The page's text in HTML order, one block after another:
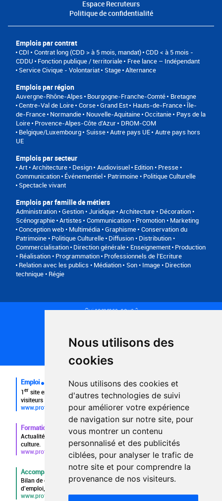
Nous utilisons des
cookies
Nous utilisons des cookies et
d'autres technologies de suivi
pour améliorer votre expérience
de navigation sur notre site, pour
vous montrer un contenu
personnalisé et des publicités
ciblées, pour analyser le trafic de
notre site et pour comprendre la
provenance de nos visiteurs.
Espace Recruteurs
Politique de confidentialité
Emplois par contrat
CDI Contrat long (CDD > à 5 mois, mandat) CDD < à 5 mois -
CDDU
Fonction publique / territoriale
Free lance – Indépendant
Service Civique - Volontariat
Stage Alternance
Emplois par région
Auvergne-Rhône-Alpes Bourgogne-Franche-Comté
Bretagne
Centre-Val de Loire Corse Grand Est Hauts-de-France Île-
de-France Normandie Nouvelle-Aquitaine Occitanie
Pays de la
Loire Provence-Alpes-Côte d'Azur
DROM-COM
Belgique/Luxembourg
Suisse Autre pays UE Autre pays hors
UE
Emplois par secteur
Art • Architecture • Design Audiovisuel Edition • Presse •
Communication Événementiel
Patrimoine • Politique Culturelle
Spectacle vivant
Emplois par famille de métiers
Administration • Gestion • Juridique Architecture • Décoration •
Scénographie Artistes
Communication • Promotion • Marketing
Conception web • Multimédia • Graphisme Conservation du
Patrimoine • Politique Culturelle Diffusion • Distribution •
Commercialisation Direction générale Enseignement Production
• Réalisation • Programmation Professionnels de l’Ecriture
Relation avec les publics • Médiation
Son • Image • Direction
technique • Régie
Qui sommes-nous ?
Plan du site
FAQ recruteurs
FAQ
Emploi
1er site emploi du secteur culturel 784.000 visites et 230.000
visiteurs uniques par mois.
www.profilculture.com
Formation
Actualités, guide et annuaire des formations aux métiers de la
culture.
www.profilculture-formation.com
Accompagnement professionnel
Bilan de compétences, coaching, techniques de recherche
d'emploi, entretien conseil.
www.profilculture-competences.com